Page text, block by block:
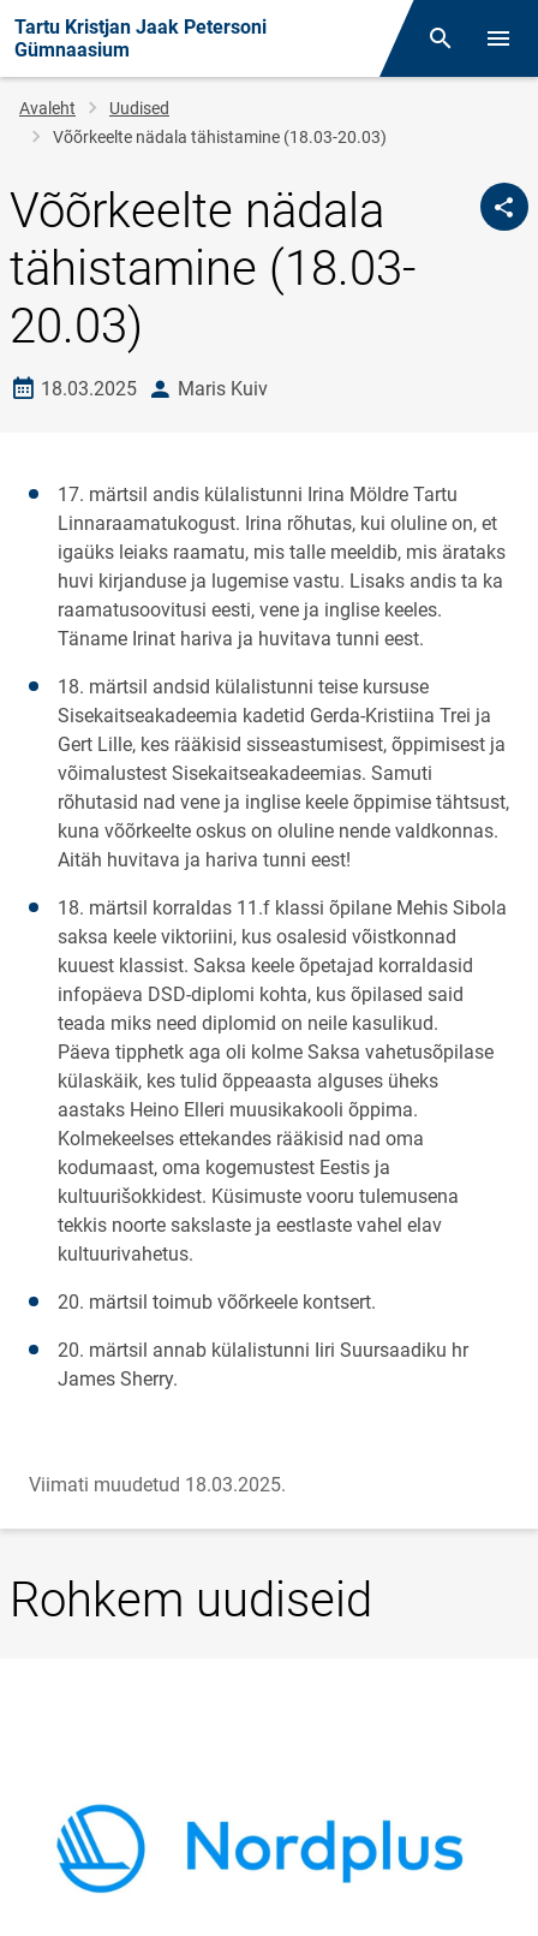
Tartu Kristjan Jaak Petersoni
Gümnaasium
Otsing
Leivapuru
Avaleht
Uudised
Võõrkeelte nädala tähistamine (18.03-20.03)
Võõrkeelte nädala
tähistamine (18.03-
20.03)
Loomise kuupäev
18.03.2025 autorMaris Kuiv
17. märtsil andis külalistunni Irina Möldre Tartu
Linnaraamatukogust. Irina rõhutas, kui oluline on, et
igaüks leiaks raamatu, mis talle meeldib, mis ärataks
huvi kirjanduse ja lugemise vastu. Lisaks andis ta ka
raamatusoovitusi eesti, vene ja inglise keeles.
Täname Irinat hariva ja huvitava tunni eest.
18. märtsil andsid külalistunni teise kursuse
Sisekaitseakadeemia kadetid Gerda-Kristiina Trei ja
Gert Lille, kes rääkisid sisseastumisest, õppimisest ja
võimalustest Sisekaitseakadeemias. Samuti
rõhutasid nad vene ja inglise keele õppimise tähtsust,
kuna võõrkeelte oskus on oluline nende valdkonnas.
Aitäh huvitava ja hariva tunni eest!
18. märtsil korraldas 11.f klassi õpilane Mehis Sibola
saksa keele viktoriini, kus osalesid võistkonnad
kuuest klassist. Saksa keele õpetajad korraldasid
infopäeva DSD-diplomi kohta, kus õpilased said
teada miks need diplomid on neile kasulikud.
Päeva tipphetk aga oli kolme Saksa vahetusõpilase
külaskäik, kes tulid õppeaasta alguses üheks
aastaks Heino Elleri muusikakooli õppima.
Kolmekeelses ettekandes rääkisid nad oma
kodumaast, oma kogemustest Eestis ja
kultuurišokkidest. Küsimuste vooru tulemusena
tekkis noorte sakslaste ja eestlaste vahel elav
kultuurivahetus.
20. märtsil toimub võõrkeele kontsert.
20. märtsil annab külalistunni Iiri Suursaadiku hr
James Sherry.
Viimati muudetud 18.03.2025.
Rohkem uudiseid